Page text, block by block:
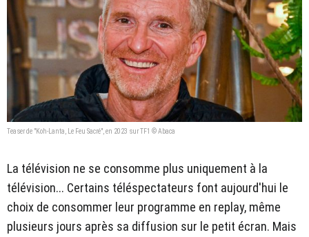
Teaser de "Koh-Lanta, Le Feu Sacré", en 2023 sur TF1 © Abaca
La télévision ne se consomme plus uniquement à la
télévision... Certains téléspectateurs font aujourd'hui le
choix de consommer leur programme en replay, même
plusieurs jours après sa diffusion sur le petit écran. Mais